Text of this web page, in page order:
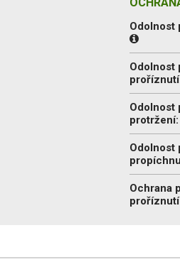
Odolnost
Odolnost
Odolnost
Odolnost
Ochrana